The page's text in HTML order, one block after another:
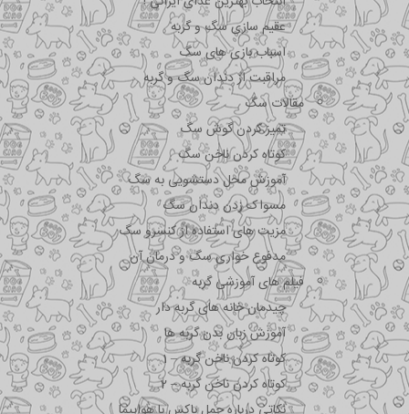
عقیم سازی سگ و گربه
اسباب بازی های سگ
مراقبت از دندان سگ و گربه
مقالات سگ
تمیز کردن گوش سگ
کوتاه کردن ناخن سگ
آموزش محل دستشویی به سگ
مسواک زدن دندان سگ
مزیت های استفاده از کنسرو سگ
مدفوع خواری سگ و درمان آن
فیلم های آموزشی گربه
چیدمان خانه های گربه دار
آموزش زبان بدن گربه ها
کوتاه کردن ناخن گربه – 1
کوتاه کردن ناخن گربه – 2